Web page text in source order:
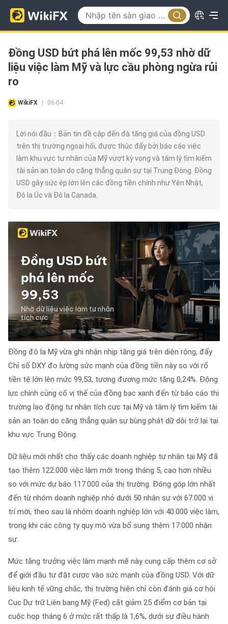
Đồng USD bứt phá lên mốc 99,53 nhờ dữ
liệu việc làm Mỹ và lực cầu phòng ngừa rủi
ro
WikiFX 06-04
Lời nói đầu：Bản tin đề cập đến đà tăng giá của đồng USD
trên thị trường ngoại hối, được thúc đẩy bởi báo cáo việc
làm khu vực tư nhân của Mỹ vượt kỳ vọng và tâm lý tìm kiếm
tài sản an toàn do căng thẳng quân sự tại Trung Đông. Đồng
USD gây sức ép lớn lên các đồng tiền chính như Yên Nhật,
Đô la Úc và Đô la Canada.
Đồng đô la Mỹ vừa ghi nhận nhịp tăng giá trên diện rộng, đẩy
Chỉ số DXY đo lường sức mạnh của đồng tiền này so với rổ
tiền tệ lớn lên mức 99,53, tương đương mức tăng 0,24%. Động
lực chính củng cố vị thế của đồng bạc xanh đến từ báo cáo thị
trường lao động tư nhân tích cực tại Mỹ và tâm lý tìm kiếm tài
sản an toàn do căng thẳng quân sự bùng phát dữ dội trở lại tại
khu vực Trung Đông.
Dữ liệu mới nhất cho thấy các doanh nghiệp tư nhân tại Mỹ đã
tạo thêm 122.000 việc làm mới trong tháng 5, cao hơn nhiều
so với mức dự báo 117.000 của thị trường. Đóng góp lớn nhất
đến từ nhóm doanh nghiệp nhỏ dưới 50 nhân sự với 67.000 vị
trí mới, theo sau là nhóm doanh nghiệp lớn với 40.000 việc làm,
trong khi các công ty quy mô vừa bổ sung thêm 17.000 nhân
sự.
Mức tăng trưởng việc làm mạnh mẽ này cung cấp thêm cơ sở
để giới đầu tư đặt cược vào sức mạnh của đồng USD. Với dữ
liệu kinh tế vững chắc, thị trường hiện chỉ còn đánh giá cơ hội
Cục Dự trữ Liên bang Mỹ (Fed) cắt giảm 25 điểm cơ bản tại
cuộc họp tháng 6 ở mức rất thấp là 1,6%, dưới sự điều hành